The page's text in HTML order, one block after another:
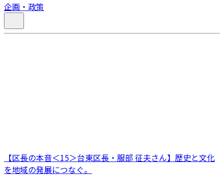
企画・政策
【区長の本音＜15＞台東区長・服部 征夫さん】歴史と文化
を地域の発展につなぐ。